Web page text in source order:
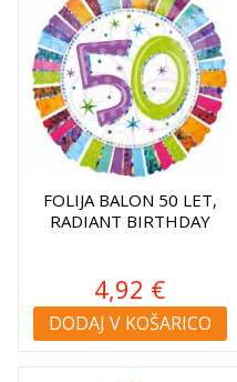
FOLIJA BALON 50 LET,
RADIANT BIRTHDAY
4,92 €
DODAJ V KOŠARICO